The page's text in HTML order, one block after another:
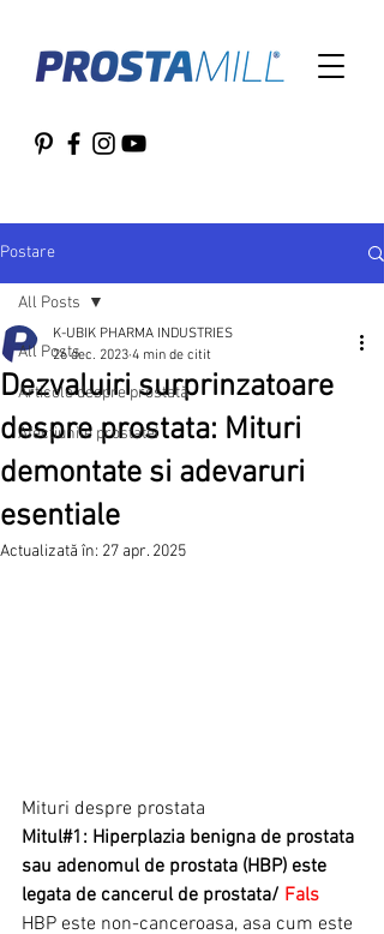
Postare
All Posts
Articole despre prostată
Afectiunile prostatei
All Posts
Dezvaluiri surprinzatoare
despre prostata: Mituri
demontate si adevaruri
esentiale
K-UBIK PHARMA INDUSTRIES
26 dec. 2023 4 min de citit
Actualizată în: 27 apr. 2025
Mituri despre prostata
Mitul#1: Hiperplazia benigna de prostata
sau adenomul de prostata (HBP) este
legata de cancerul de prostata/ Fals
HBP este non-canceroasa, asa cum este